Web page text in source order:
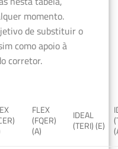
momento.
de substituir o
como apoio à
corretor.
FLEX
(FQER)
(A)
IDEAL
(TERI) (E)